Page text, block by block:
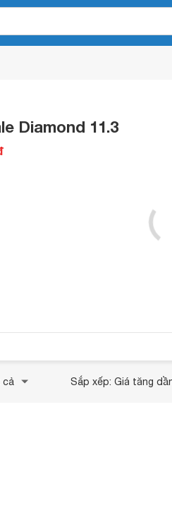
Diamond 11.3
cả Sắp xếp: Giá tăng